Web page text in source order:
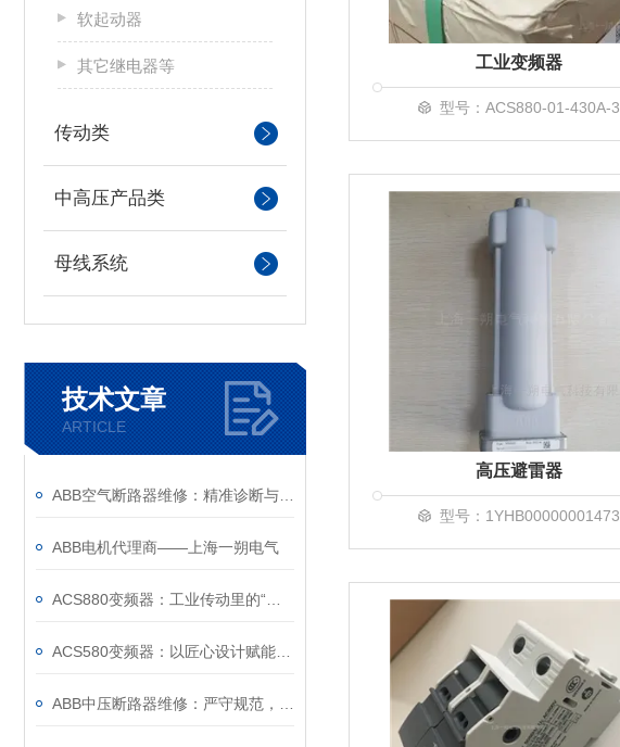
软起动器
其它继电器等
传动类
中高压产品类
母线系统
技术文章
ARTICLE
ABB电机代理商——上海一朔电气
工业变频器
型号：ACS880-01-430A-3
高压避雷器
型号：1YHB00000001473